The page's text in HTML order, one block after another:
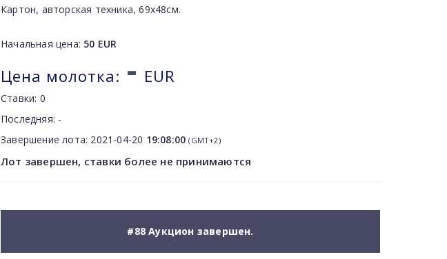
Картон, авторская техника, 69х48см.
Начальная цена: 50 EUR
Цена молотка: - EUR
Ставки: 0
Последняя: -
Завершение лота: 2021-04-20 19:08:00 (GMT+2)
Лот завершен, ставки более не принимаются
#88 Аукцион завершен.